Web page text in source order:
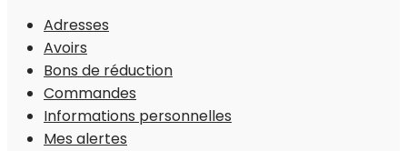
Adresses
Avoirs
Bons de réduction
Commandes
Informations personnelles
Mes alertes